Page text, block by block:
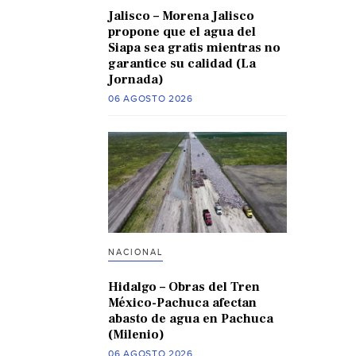
Jalisco – Morena Jalisco
propone que el agua del
Siapa sea gratis mientras no
garantice su calidad (La
Jornada)
06 AGOSTO 2026
NACIONAL
Hidalgo – Obras del Tren
México-Pachuca afectan
abasto de agua en Pachuca
(Milenio)
06 AGOSTO 2026